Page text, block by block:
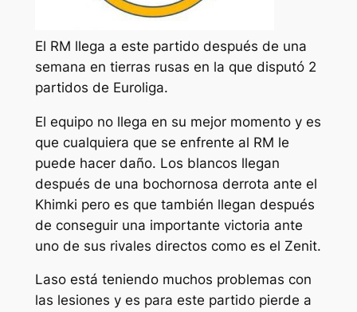
El RM llega a este partido después de una
semana en tierras rusas en la que disputó 2
partidos de Euroliga.
El equipo no llega en su mejor momento y es
que cualquiera que se enfrente al RM le
puede hacer daño. Los blancos llegan
después de una bochornosa derrota ante el
Khimki pero es que también llegan después
de conseguir una importante victoria ante
uno de sus rivales directos como es el Zenit.
Laso está teniendo muchos problemas con
las lesiones y es para este partido pierde a